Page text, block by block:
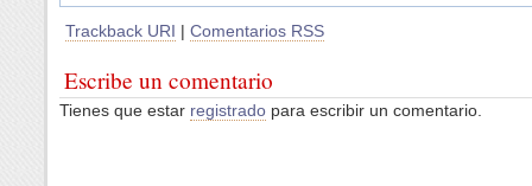
Trackback URI | Comentarios RSS
Escribe un comentario
Tienes que estar registrado para escribir un comentario.